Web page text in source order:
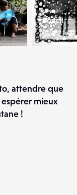
Boucli
2
attendre que
mieux
!